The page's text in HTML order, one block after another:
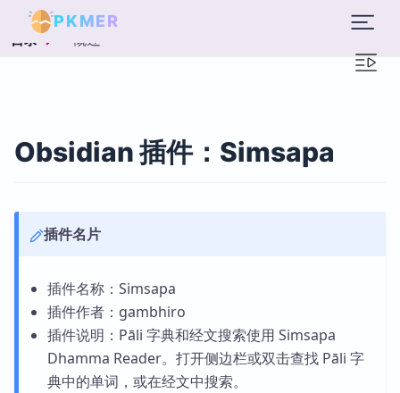
PKMER
目录 概述
Obsidian 插件：Simsapa
插件名片
插件名称：Simsapa
插件作者：gambhiro
插件说明：Pāli 字典和经文搜索使用 Simsapa
Dhamma Reader。打开侧边栏或双击查找 Pāli 字
典中的单词，或在经文中搜索。